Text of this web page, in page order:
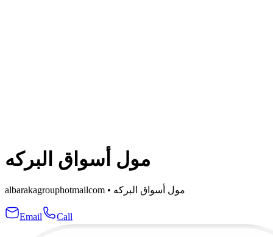
مول أسواق البركه
albarakagrouphotmailcom • مول أسواق البركه
Email Call